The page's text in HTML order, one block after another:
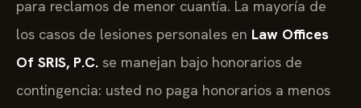
para reclamos de menor cuantía. La mayoría de
los casos de lesiones personales en Law Offices
Of SRIS, P.C. se manejan bajo honorarios de
contingencia: usted no paga honorarios a menos